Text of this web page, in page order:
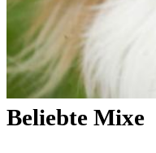
Beliebte Mixe